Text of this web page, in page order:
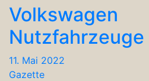
Volkswagen
Nutzfahrzeuge
11. Mai 2022
Gazette